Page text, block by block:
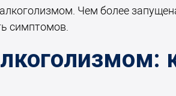
Чем более
симптомов.